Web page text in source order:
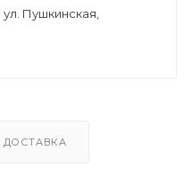
ул. Пушкинская,